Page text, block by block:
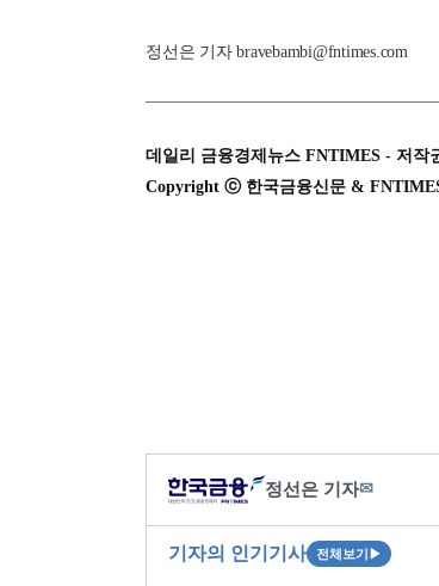
정선은 기자 bravebambi@fntimes.com
데일리 금융경제뉴스 FNTIMES - 저작
Copyright ⓒ 한국금융신문 &
정선은 기자✉
기자의 인기기사 전체보기 ▶